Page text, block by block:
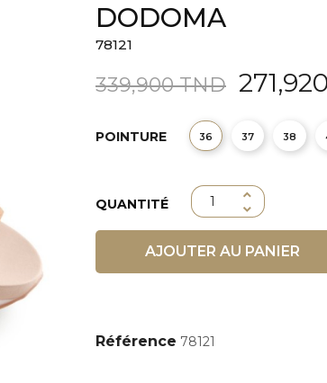
DODOMA
78121
339,900 TND
POINTURE 36 37 38
QUANTITÉ
AJOUTER AU PANIER
Référence 78121